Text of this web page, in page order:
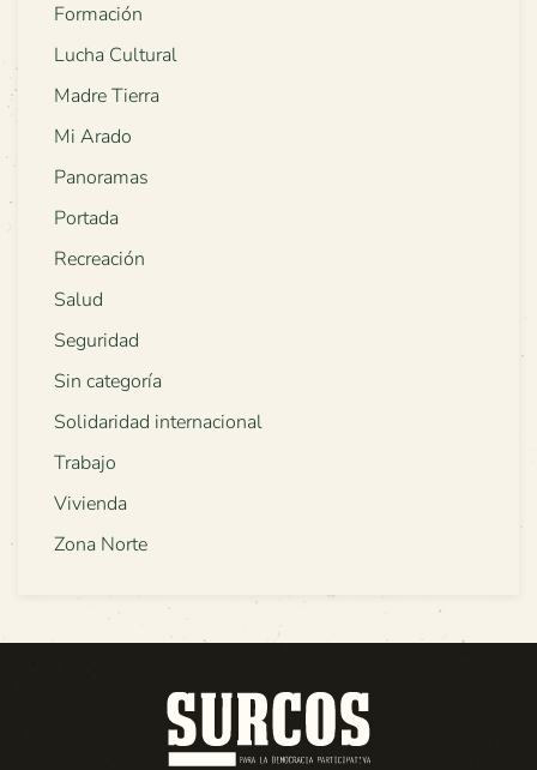
Formación
Lucha Cultural
Madre Tierra
Mi Arado
Panoramas
Portada
Recreación
Salud
Seguridad
Sin categoría
Solidaridad internacional
Trabajo
Vivienda
Zona Norte